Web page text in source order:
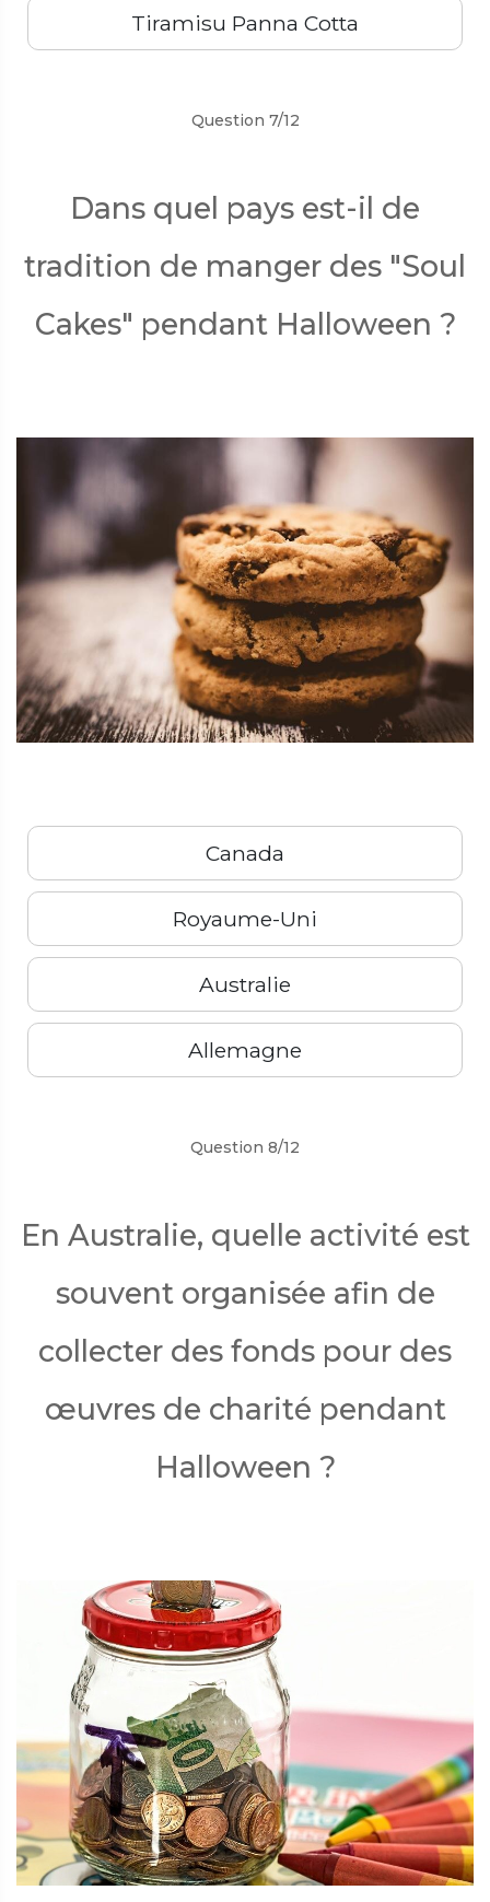
Tiramisu Panna Cotta
Précédent Suivant
Question 7/12
Dans quel pays est-il de
tradition de manger des "Soul
Cakes" pendant Halloween ?
Canada
Royaume-Uni
Australie
Allemagne
Précédent Suivant
Question 8/12
En Australie, quelle activité est
souvent organisée afin de
collecter des fonds pour des
œuvres de charité pendant
Halloween ?